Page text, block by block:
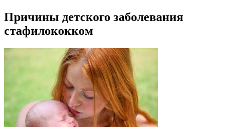
Причины детского заболевания
стафилококком